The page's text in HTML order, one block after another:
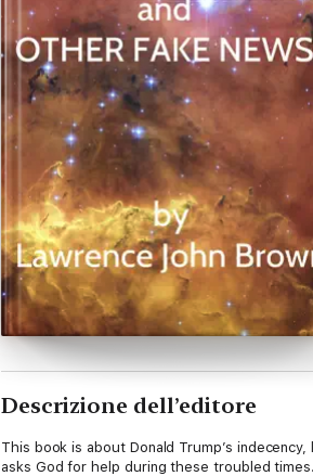
Descrizione dell’editore
This book is about Donald Trump’s
asks God for help during these troubled